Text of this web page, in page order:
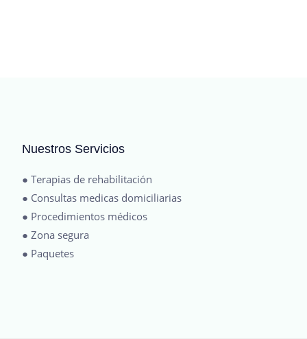
Nuestros Servicios
● Terapias de rehabilitación
● Consultas medicas domiciliarias
● Procedimientos médicos
● Zona segura
● Paquetes